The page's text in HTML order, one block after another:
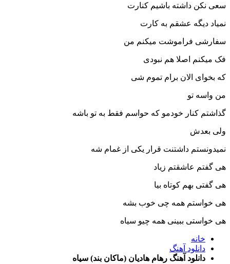
سعی نکن داشته باشیم کنارت
نمیاد دیگه عشقم به کارت
سفارشی فراموشت میکنم من
فک میکنم اصلا هم نبودی
که بخوای الان برام تموم شی
من واسه تو
گذاشتم کنار خودمو که حواسم فقط به تو باشه
ولی بعدش
نمیدونستم داشتنت قرار یکی از غمام شه
هی گفتم عاشقتم زیاد
هی گفتی بهم کوتاه بیا
هی خواستم همه چی خوب بشه
هی خواستی ببینی همه چیو سیاه
خانه
دانلود آهنگ
دانلود آهنگ رهام هادیان (ماکان بند) سیاه